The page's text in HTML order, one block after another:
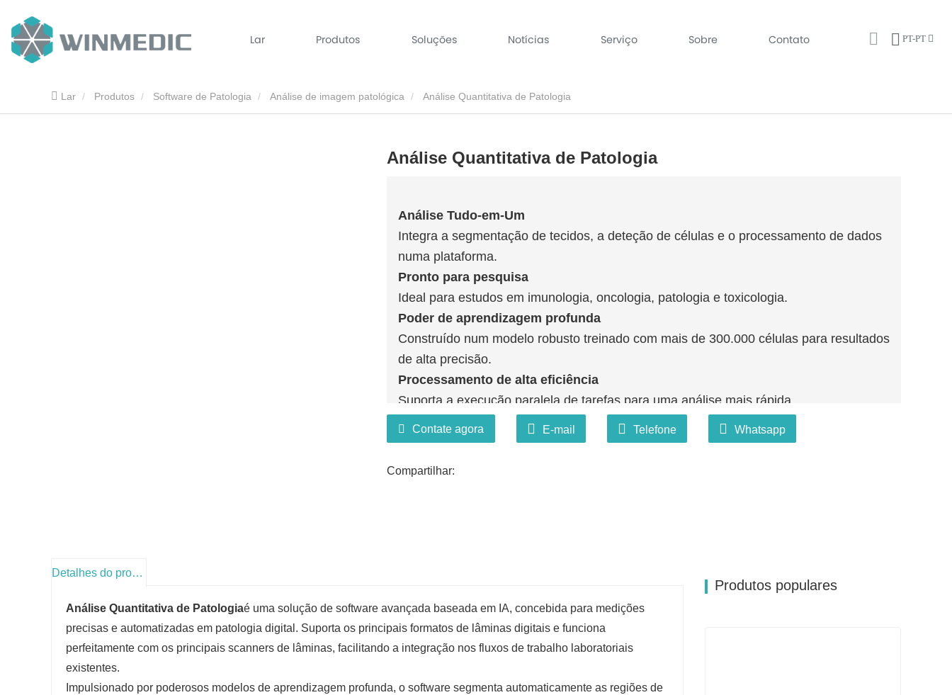
Lar Produtos Soluções Notícias Serviço Sobre Contato PT-PT
Lar Produtos Software de Patologia Análise de imagem patológica Análise Quantitativa de Patologia
Análise Quantitativa de Patologia
Análise Tudo-em-Um
Integra a segmentação de tecidos, a deteção de células e o processamento de dados
numa plataforma.
Pronto para pesquisa
Ideal para estudos em imunologia, oncologia, patologia e toxicologia.
Poder de aprendizagem profunda
Construído num modelo robusto treinado com mais de 300.000 células para resultados
de alta precisão.
Processamento de alta eficiência
Suporta a execução paralela de tarefas para uma análise mais rápida.
Suporte de formato flexível
Compatível com uma grande variedade de tipos de ficheiros de imagem.
Contate agora E-mail Telefone Whatsapp
Compartilhar:
Detalhes do produto
Análise Quantitativa de Patologiaé uma solução de software avançada baseada em IA, concebida para medições
precisas e automatizadas em patologia digital. Suporta os principais formatos de lâminas digitais e funciona
perfeitamente com os principais scanners de lâminas, facilitando a integração nos fluxos de trabalho laboratoriais
existentes.
Impulsionado por poderosos modelos de aprendizagem profunda, o software segmenta automaticamente as regiões de
Produtos populares